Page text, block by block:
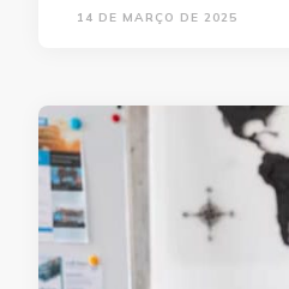
14 DE MARÇO DE 2025